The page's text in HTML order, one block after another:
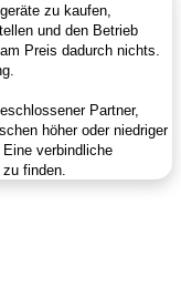
zu kaufen,
und den Betrieb
Preis dadurch nichts.
Partner,
höher oder niedriger
verbindliche
finden.